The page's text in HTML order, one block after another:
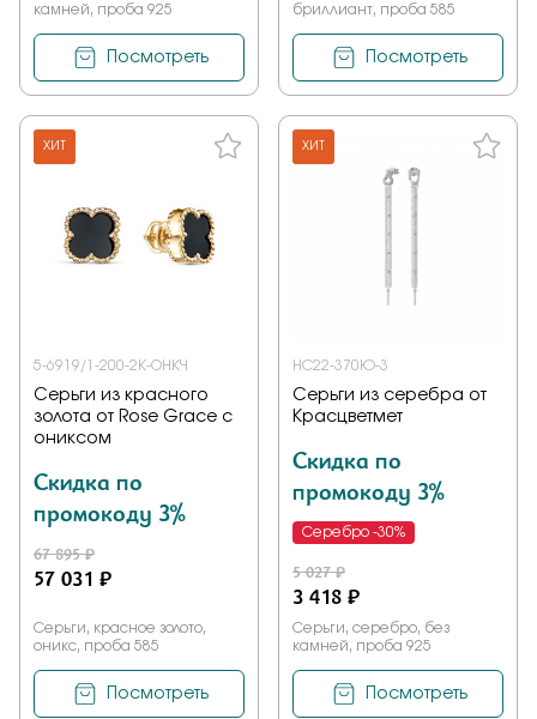
камней, проба 925
Посмотреть
бриллиант, проба 585
Посмотреть
ХИТ
5-6919/1-200-2К-ОНКЧ
Серьги из красного
золота от Rose Grace с
ониксом
Скидка по
промокоду 3%
67 895 ₽
57 031 ₽
Серьги, красное золото,
оникс, проба 585
Посмотреть
ХИТ
НС22-370Ю-3
Серьги из серебра от
Красцветмет
Скидка по
промокоду 3%
Серебро -30%
5 027 ₽
3 418 ₽
Серьги, серебро, без
камней, проба 925
Посмотреть